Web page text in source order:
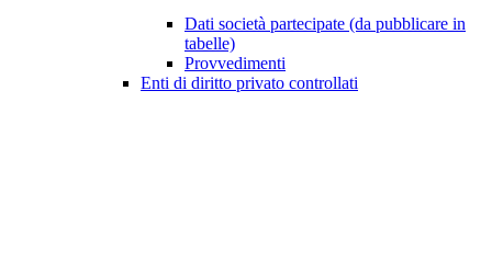
Dati società partecipate (da pubblicare in
tabelle)
Provvedimenti
Enti di diritto privato controllati